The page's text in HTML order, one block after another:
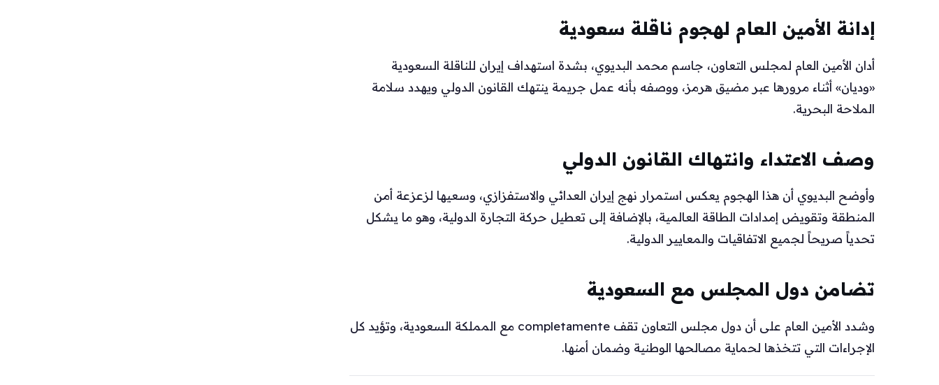
إدانة الأمين العام لهجوم ناقلة سعودية
أدان الأمين العام لمجلس التعاون، جاسم محمد البديوي، بشدة استهداف إيران للناقلة السعودية
«وديان» أثناء مرورها عبر مضيق هرمز، ووصفه بأنه عمل جريمة ينتهك القانون الدولي ويهدد سلامة
الملاحة البحرية.
وصف الاعتداء وانتهاك القانون الدولي
وأوضح البديوي أن هذا الهجوم يعكس استمرار نهج إيران العدائي والاستفزازي، وسعيها لزعزعة أمن
المنطقة وتقويض إمدادات الطاقة العالمية، بالإضافة إلى تعطيل حركة التجارة الدولية، وهو ما يشكل
تحدياً صريحاً لجميع الاتفاقيات والمعايير الدولية.
تضامن دول المجلس مع السعودية
وشدد الأمين العام على أن دول مجلس التعاون تقف completamente مع المملكة السعودية، وتؤيد كل
الإجراءات التي تتخذها لحماية مصالحها الوطنية وضمان أمنها.